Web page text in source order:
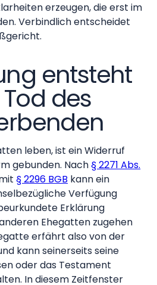
erzeugen, die erst im
Verbindlich entscheidet
entsteht
des
leben, ist ein Widerruf
gebunden. Nach§ 2271 Abs.
§ 2296 BGB kann ein
Verfügung
Erklärung
Ehegatten zugehen
erfährt also von der
kann seinerseits seine
oder das Testament
In diesem Zeitfenster